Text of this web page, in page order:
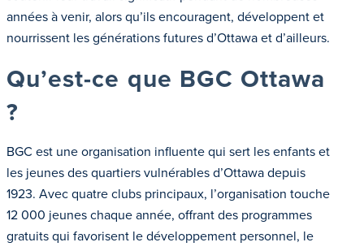
années à venir, alors qu’ils encouragent, développent et
nourrissent les générations futures d’Ottawa et d’ailleurs.
Qu’est-ce que BGC Ottawa
?
BGC est une organisation influente qui sert les enfants et
les jeunes des quartiers vulnérables d’Ottawa depuis
1923. Avec quatre clubs principaux, l’organisation touche
12 000 jeunes chaque année, offrant des programmes
gratuits qui favorisent le développement personnel, le